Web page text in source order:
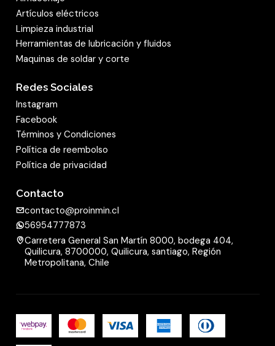
Artículos eléctricos
Limpieza industrial
Herramientas de lubricación y fluidos
Maquinas de soldar y corte
Redes Sociales
Instagram
Facebook
Términos y Condiciones
Política de reembolso
Política de privacidad
Contacto
contacto@proinmin.cl
56954777873
Carretera General San Martín 8000, bodega 404,
Quilicura, 8700000, Quilicura, santiago, Región
Metropolitana, Chile